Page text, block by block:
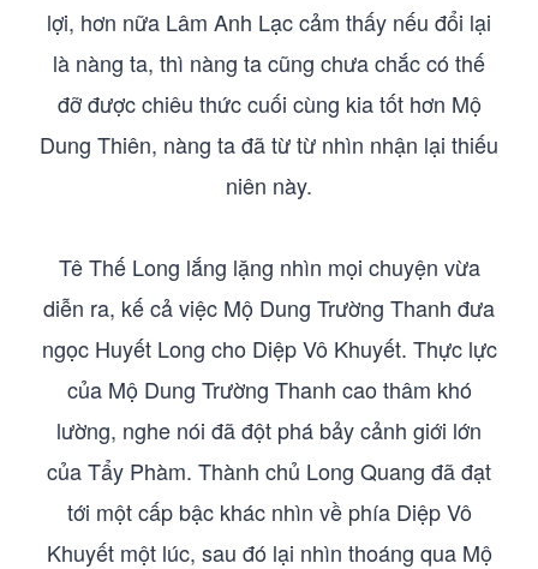
lợi, hơn nữa Lâm Anh Lạc cảm thấy nếu đổi lại
là nàng ta, thì nàng ta cũng chưa chắc có thế
đỡ được chiêu thức cuối cùng kia tốt hơn Mộ
Dung Thiên, nàng ta đã từ từ nhìn nhận lại thiếu
niên này.
Tê Thế Long lắng lặng nhìn mọi chuyện vừa
diễn ra, kế cả việc Mộ Dung Trường Thanh đưa
ngọc Huyết Long cho Diệp Vô Khuyết. Thực lực
của Mộ Dung Trường Thanh cao thâm khó
lường, nghe nói đã đột phá bảy cảnh giới lớn
của Tẩy Phàm. Thành chủ Long Quang đã đạt
tới một cấp bậc khác nhìn về phía Diệp Vô
Khuyết một lúc, sau đó lại nhìn thoáng qua Mộ